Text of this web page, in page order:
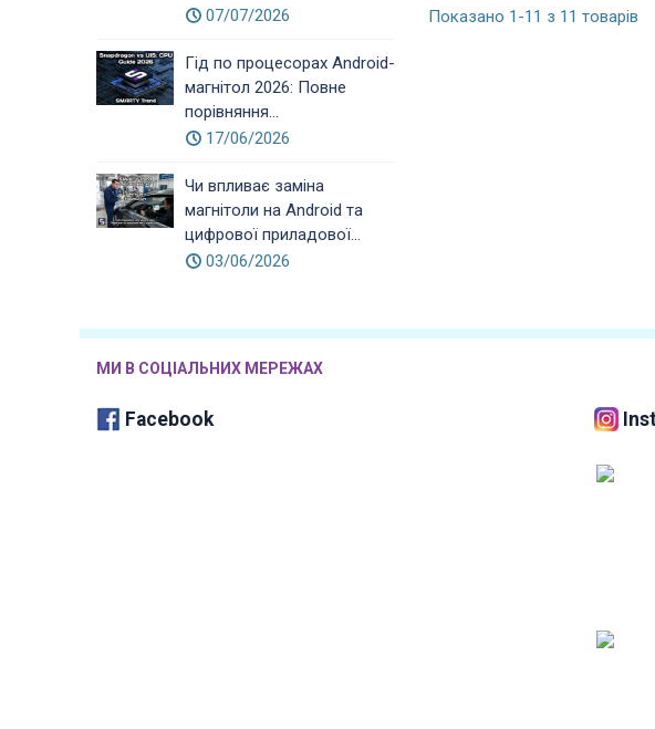
07/07/2026
Гід по процесорах Android-
магнітол 2026: Повне
порівняння...
17/06/2026
Чи впливає заміна
магнітоли на Android та
цифрової приладової...
03/06/2026
Показано 1-11 з 11 товарів
МИ В СОЦІАЛЬНИХ МЕРЕЖАХ
Facebook